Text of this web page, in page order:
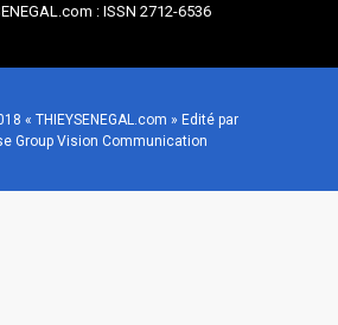
: ISSN 2712-6536
« THIEYSENEGAL.com » Edité par
Group Vision Communication